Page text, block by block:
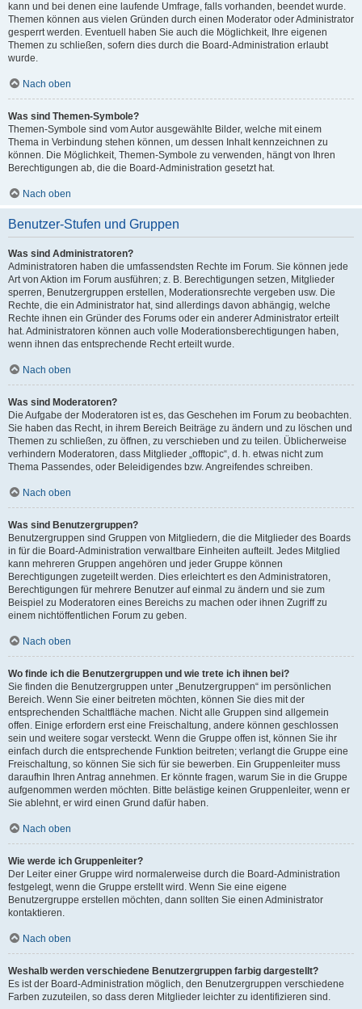
kann und bei denen eine laufende Umfrage, falls vorhanden, beendet wurde.
Themen können aus vielen Gründen durch einen Moderator oder Administrator
gesperrt werden. Eventuell haben Sie auch die Möglichkeit, Ihre eigenen
Themen zu schließen, sofern dies durch die Board-Administration erlaubt
wurde.
Nach oben
Was sind Themen-Symbole?
Themen-Symbole sind vom Autor ausgewählte Bilder, welche mit einem
Thema in Verbindung stehen können, um dessen Inhalt kennzeichnen zu
können. Die Möglichkeit, Themen-Symbole zu verwenden, hängt von Ihren
Berechtigungen ab, die die Board-Administration gesetzt hat.
Nach oben
Benutzer-Stufen und Gruppen
Was sind Administratoren?
Administratoren haben die umfassendsten Rechte im Forum. Sie können jede
Art von Aktion im Forum ausführen; z. B. Berechtigungen setzen, Mitglieder
sperren, Benutzergruppen erstellen, Moderationsrechte vergeben usw. Die
Rechte, die ein Administrator hat, sind allerdings davon abhängig, welche
Rechte ihnen ein Gründer des Forums oder ein anderer Administrator erteilt
hat. Administratoren können auch volle Moderationsberechtigungen haben,
wenn ihnen das entsprechende Recht erteilt wurde.
Nach oben
Was sind Moderatoren?
Die Aufgabe der Moderatoren ist es, das Geschehen im Forum zu beobachten.
Sie haben das Recht, in ihrem Bereich Beiträge zu ändern und zu löschen und
Themen zu schließen, zu öffnen, zu verschieben und zu teilen. Üblicherweise
verhindern Moderatoren, dass Mitglieder „offtopic“, d. h. etwas nicht zum
Thema Passendes, oder Beleidigendes bzw. Angreifendes schreiben.
Nach oben
Was sind Benutzergruppen?
Benutzergruppen sind Gruppen von Mitgliedern, die die Mitglieder des Boards
in für die Board-Administration verwaltbare Einheiten aufteilt. Jedes Mitglied
kann mehreren Gruppen angehören und jeder Gruppe können
Berechtigungen zugeteilt werden. Dies erleichtert es den Administratoren,
Berechtigungen für mehrere Benutzer auf einmal zu ändern und sie zum
Beispiel zu Moderatoren eines Bereichs zu machen oder ihnen Zugriff zu
einem nichtöffentlichen Forum zu geben.
Nach oben
Wo finde ich die Benutzergruppen und wie trete ich ihnen bei?
Sie finden die Benutzergruppen unter „Benutzergruppen“ im persönlichen
Bereich. Wenn Sie einer beitreten möchten, können Sie dies mit der
entsprechenden Schaltfläche machen. Nicht alle Gruppen sind allgemein
offen. Einige erfordern erst eine Freischaltung, andere können geschlossen
sein und weitere sogar versteckt. Wenn die Gruppe offen ist, können Sie ihr
einfach durch die entsprechende Funktion beitreten; verlangt die Gruppe eine
Freischaltung, so können Sie sich für sie bewerben. Ein Gruppenleiter muss
daraufhin Ihren Antrag annehmen. Er könnte fragen, warum Sie in die Gruppe
aufgenommen werden möchten. Bitte belästige keinen Gruppenleiter, wenn er
Sie ablehnt, er wird einen Grund dafür haben.
Nach oben
Wie werde ich Gruppenleiter?
Der Leiter einer Gruppe wird normalerweise durch die Board-Administration
festgelegt, wenn die Gruppe erstellt wird. Wenn Sie eine eigene
Benutzergruppe erstellen möchten, dann sollten Sie einen Administrator
kontaktieren.
Nach oben
Weshalb werden verschiedene Benutzergruppen farbig dargestellt?
Es ist der Board-Administration möglich, den Benutzergruppen verschiedene
Farben zuzuteilen, so dass deren Mitglieder leichter zu identifizieren sind.